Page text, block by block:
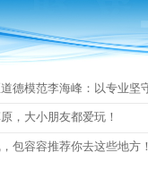
，大小朋友都爱玩！
包容容推荐你去这些地方！